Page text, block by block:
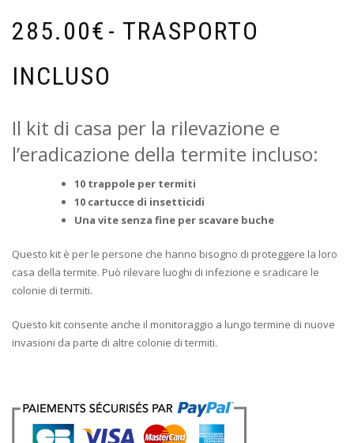
285.00€ - TRASPORTO
INCLUSO
Il kit di casa per la rilevazione e
l’eradicazione della termite incluso:
10 trappole per termiti
10 cartucce di insetticidi
Una vite senza fine per scavare buche
Questo kit è per le persone che hanno bisogno di proteggere la loro
casa della termite. Può rilevare luoghi di infezione e sradicare le
colonie di termiti.
Questo kit consente anche il monitoraggio a lungo termine di nuove
invasioni da parte di altre colonie di termiti.